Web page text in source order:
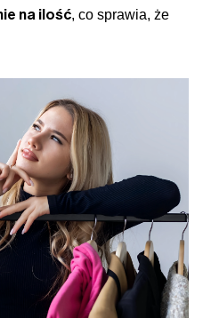
na ilość, co sprawia, że